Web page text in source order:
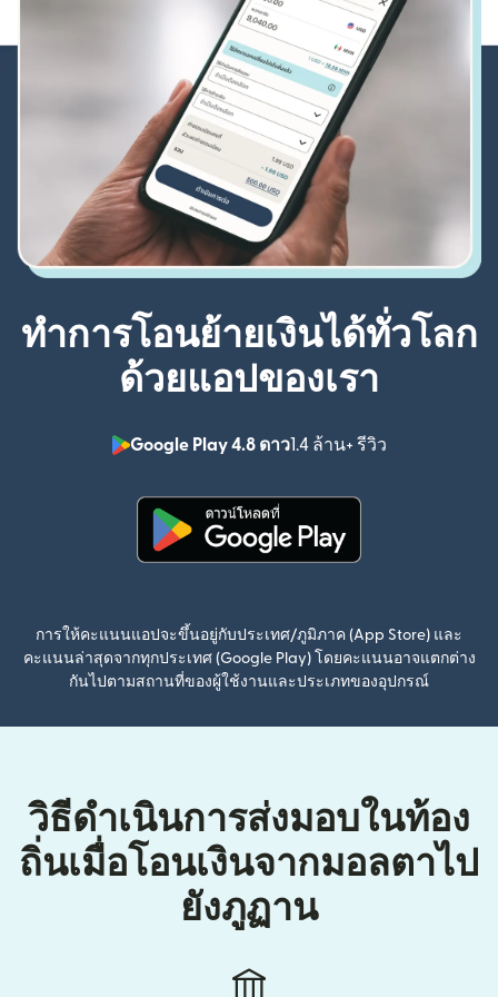
ทำการโอนย้ายเงินได้ทั่วโลก
ด้วยแอปของเรา
Google Play 4.8 ดาว1.4 ล้าน+ รีวิว
(เปิดในหน้าต่
การให้คะแนนแอปจะขึ้นอยู่กับประเทศ/ภูมิภาค (App Store) และ
คะแนนล่าสุดจากทุกประเทศ (Google Play) โดยคะแนนอาจแตกต่าง
กันไปตามสถานที่ของผู้ใช้งานและประเภทของอุปกรณ์
วิธีดำเนินการส่งมอบในท้อง
ถิ่นเมื่อโอนเงินจากมอลตาไป
ยังภูฏาน